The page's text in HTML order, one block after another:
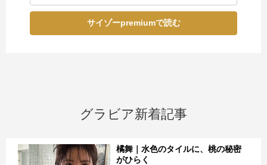
サイゾーpremiumで読む
グラビア新着記事
橘舞｜水色のタイルに、桃の秘密
がひらく